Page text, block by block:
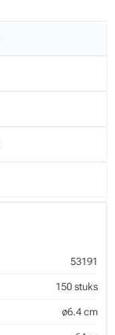
53191
150 stuks
ø6.4 cm